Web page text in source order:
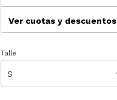
Ver cuotas y descuentos
Talle